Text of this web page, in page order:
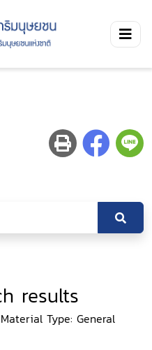
results
Type: General